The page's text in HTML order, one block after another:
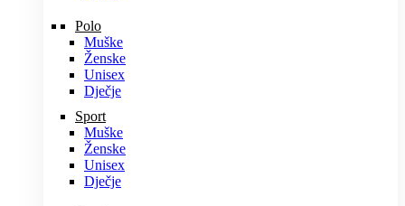
Polo
Muške
Ženske
Unisex
Dječje
Sport
Muške
Ženske
Unisex
Dječje